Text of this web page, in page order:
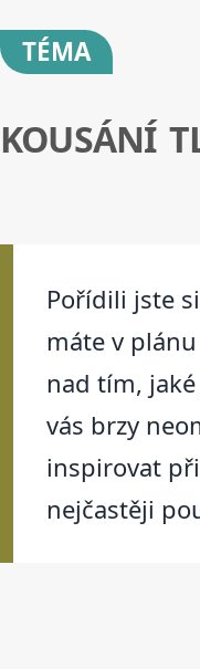
TÉMA
KOUSÁNÍ
Pořídili jste
máte v
nad tím,
vás brzy
inspirovat
nejčastěji